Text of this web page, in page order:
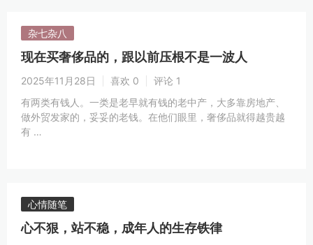
杂七杂八
现在买奢侈品的，跟以前压根不是一波人
2025年11月28日 喜欢 0
评论 1
有两类有钱人。一类是老早就有钱的老中产，大多靠房地产、
做外贸发家的，妥妥的老钱。在他们眼里，奢侈品就得越贵越
有 …
心情随笔
心不狠，站不稳，成年人的生存铁律